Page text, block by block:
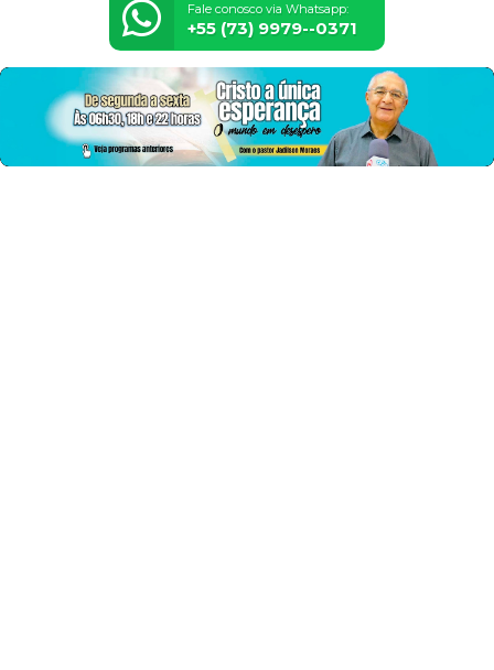
Fale conosco via Whatsapp:
+55 (73) 9979--0371